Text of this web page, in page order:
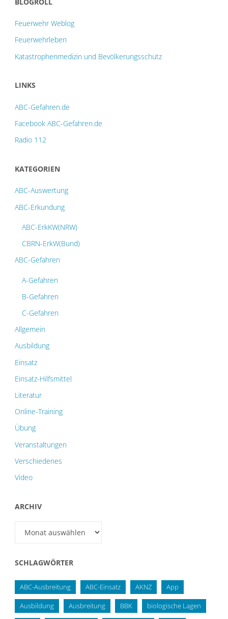
Feuerwehr Weblog
Feuerwehrleben
Katastrophenmedizin und Bevölkerungsschutz
LINKS
ABC-Gefahren.de
Facebook ABC-Gefahren.de
Radio 112
KATEGORIEN
ABC-Auswertung
ABC-Erkundung
ABC-ErkKW(NRW)
CBRN-ErkW(Bund)
ABC-Gefahren
A-Gefahren
B-Gefahren
C-Gefahren
Allgemein
Ausbildung
Einsatz
Einsatz-Hilfsmittel
Literatur
Online-Training
Übung
Veranstaltungen
Verschiedenes
Video
ARCHIV
SCHLAGWÖRTER
ABC-Ausbreitung ABC-Einsatz AKNZ App
Ausbildung Ausbreitung BBK biologische Lagen